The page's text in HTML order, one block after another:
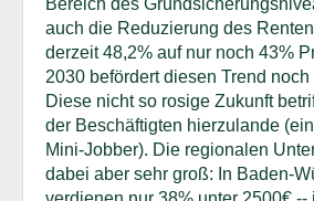
Bereich des
auch die Reduzierung des
derzeit 48,2% auf nur noch 43%
2030 befördert diesen Trend
Diese nicht so rosige Zukunft
der Beschäftigten hierzulande
Mini-Jobber). Die regionalen
dabei aber sehr groß: In Baden-